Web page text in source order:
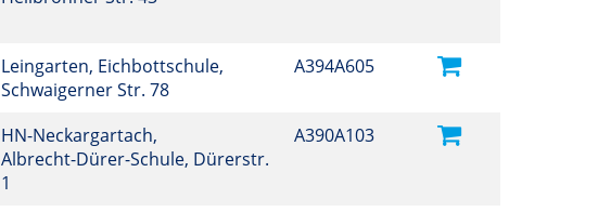
Leingarten, Eichbottschule,
Schwaigerner Str. 78
A394A605
HN-Neckargartach,
Albrecht-Dürer-Schule, Dürerstr.
1
A390A103